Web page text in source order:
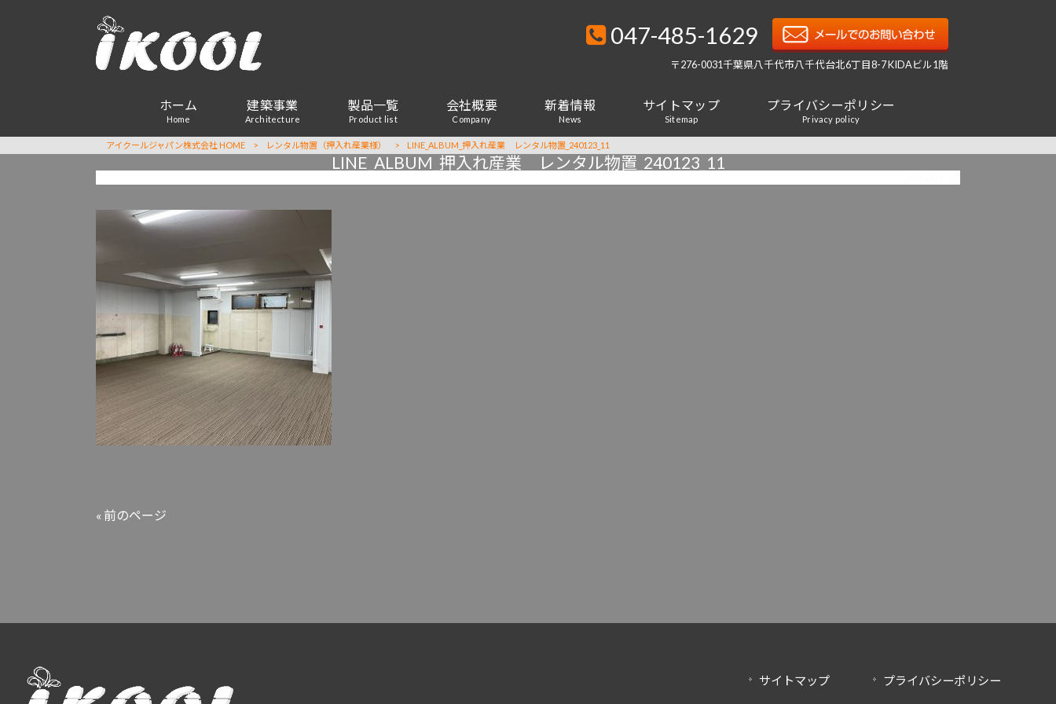
047-485-1629
〒276-0031千葉県八千代市八千代台北6丁目8-7 KIDAビル1階
ホーム
Home
建築事業
Architecture
製品一覧
Product list
会社概要
Company
新着情報
News
サイトマップ
Sitemap
プライバシーポリシー
Privacy policy
アイクールジャパン株式会社 HOME > レンタル物置（押入れ産業様） > LINE_ALBUM_押入れ産業 レンタル物置_240123_11
LINE_ALBUM_押入れ産業 レンタル物置_240123_11
« 前のページ
サイトマップ プライバシーポリシー